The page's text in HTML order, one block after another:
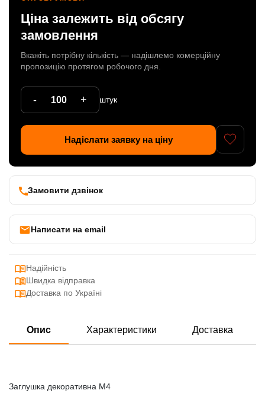
Ціна залежить від обсягу
замовлення
Вкажіть потрібну кількість — надішлемо комерційну
пропозицію протягом робочого дня.
- + штук
Надіслати заявку на ціну
Замовити дзвінок
Написати на email
Надійність
Швидка відправка
Доставка по Україні
Опис Характеристики Доставка
Заглушка декоративна М4
Патрони
Кабельна продукція
Елементи кріплення
Продукція з пластика
Керамічні вироби